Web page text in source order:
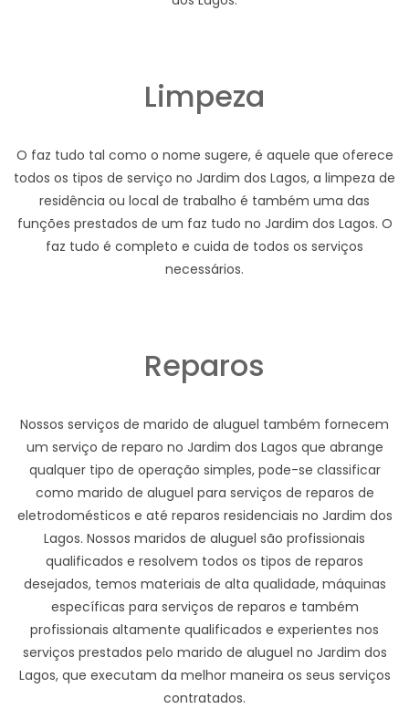
Limpeza
O faz tudo tal como o nome sugere, é aquele que oferece
todos os tipos de serviço no Jardim dos Lagos, a limpeza de
residência ou local de trabalho é também uma das
funções prestados de um faz tudo no Jardim dos Lagos. O
faz tudo é completo e cuida de todos os serviços
necessários.
Reparos
Nossos serviços de marido de aluguel também fornecem
um serviço de reparo no Jardim dos Lagos que abrange
qualquer tipo de operação simples, pode-se classificar
como marido de aluguel para serviços de reparos de
eletrodomésticos e até reparos residenciais no Jardim dos
Lagos. Nossos maridos de aluguel são profissionais
qualificados e resolvem todos os tipos de reparos
desejados, temos materiais de alta qualidade, máquinas
específicas para serviços de reparos e também
profissionais altamente qualificados e experientes nos
serviços prestados pelo marido de aluguel no Jardim dos
Lagos, que executam da melhor maneira os seus serviços
contratados.